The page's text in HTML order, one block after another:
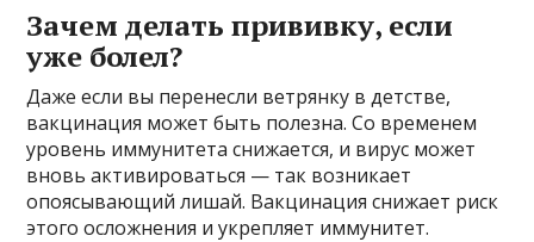
Зачем делать прививку, если
уже болел?
Даже если вы перенесли ветрянку в детстве,
вакцинация может быть полезна. Со временем
уровень иммунитета снижается, и вирус может
вновь активироваться — так возникает
опоясывающий лишай. Вакцинация снижает риск
этого осложнения и укрепляет иммунитет.